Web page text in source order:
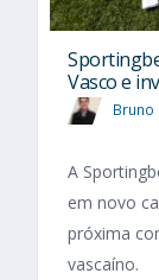
Vasco e
Bruno
A
em novo
próxima
vascaíno.